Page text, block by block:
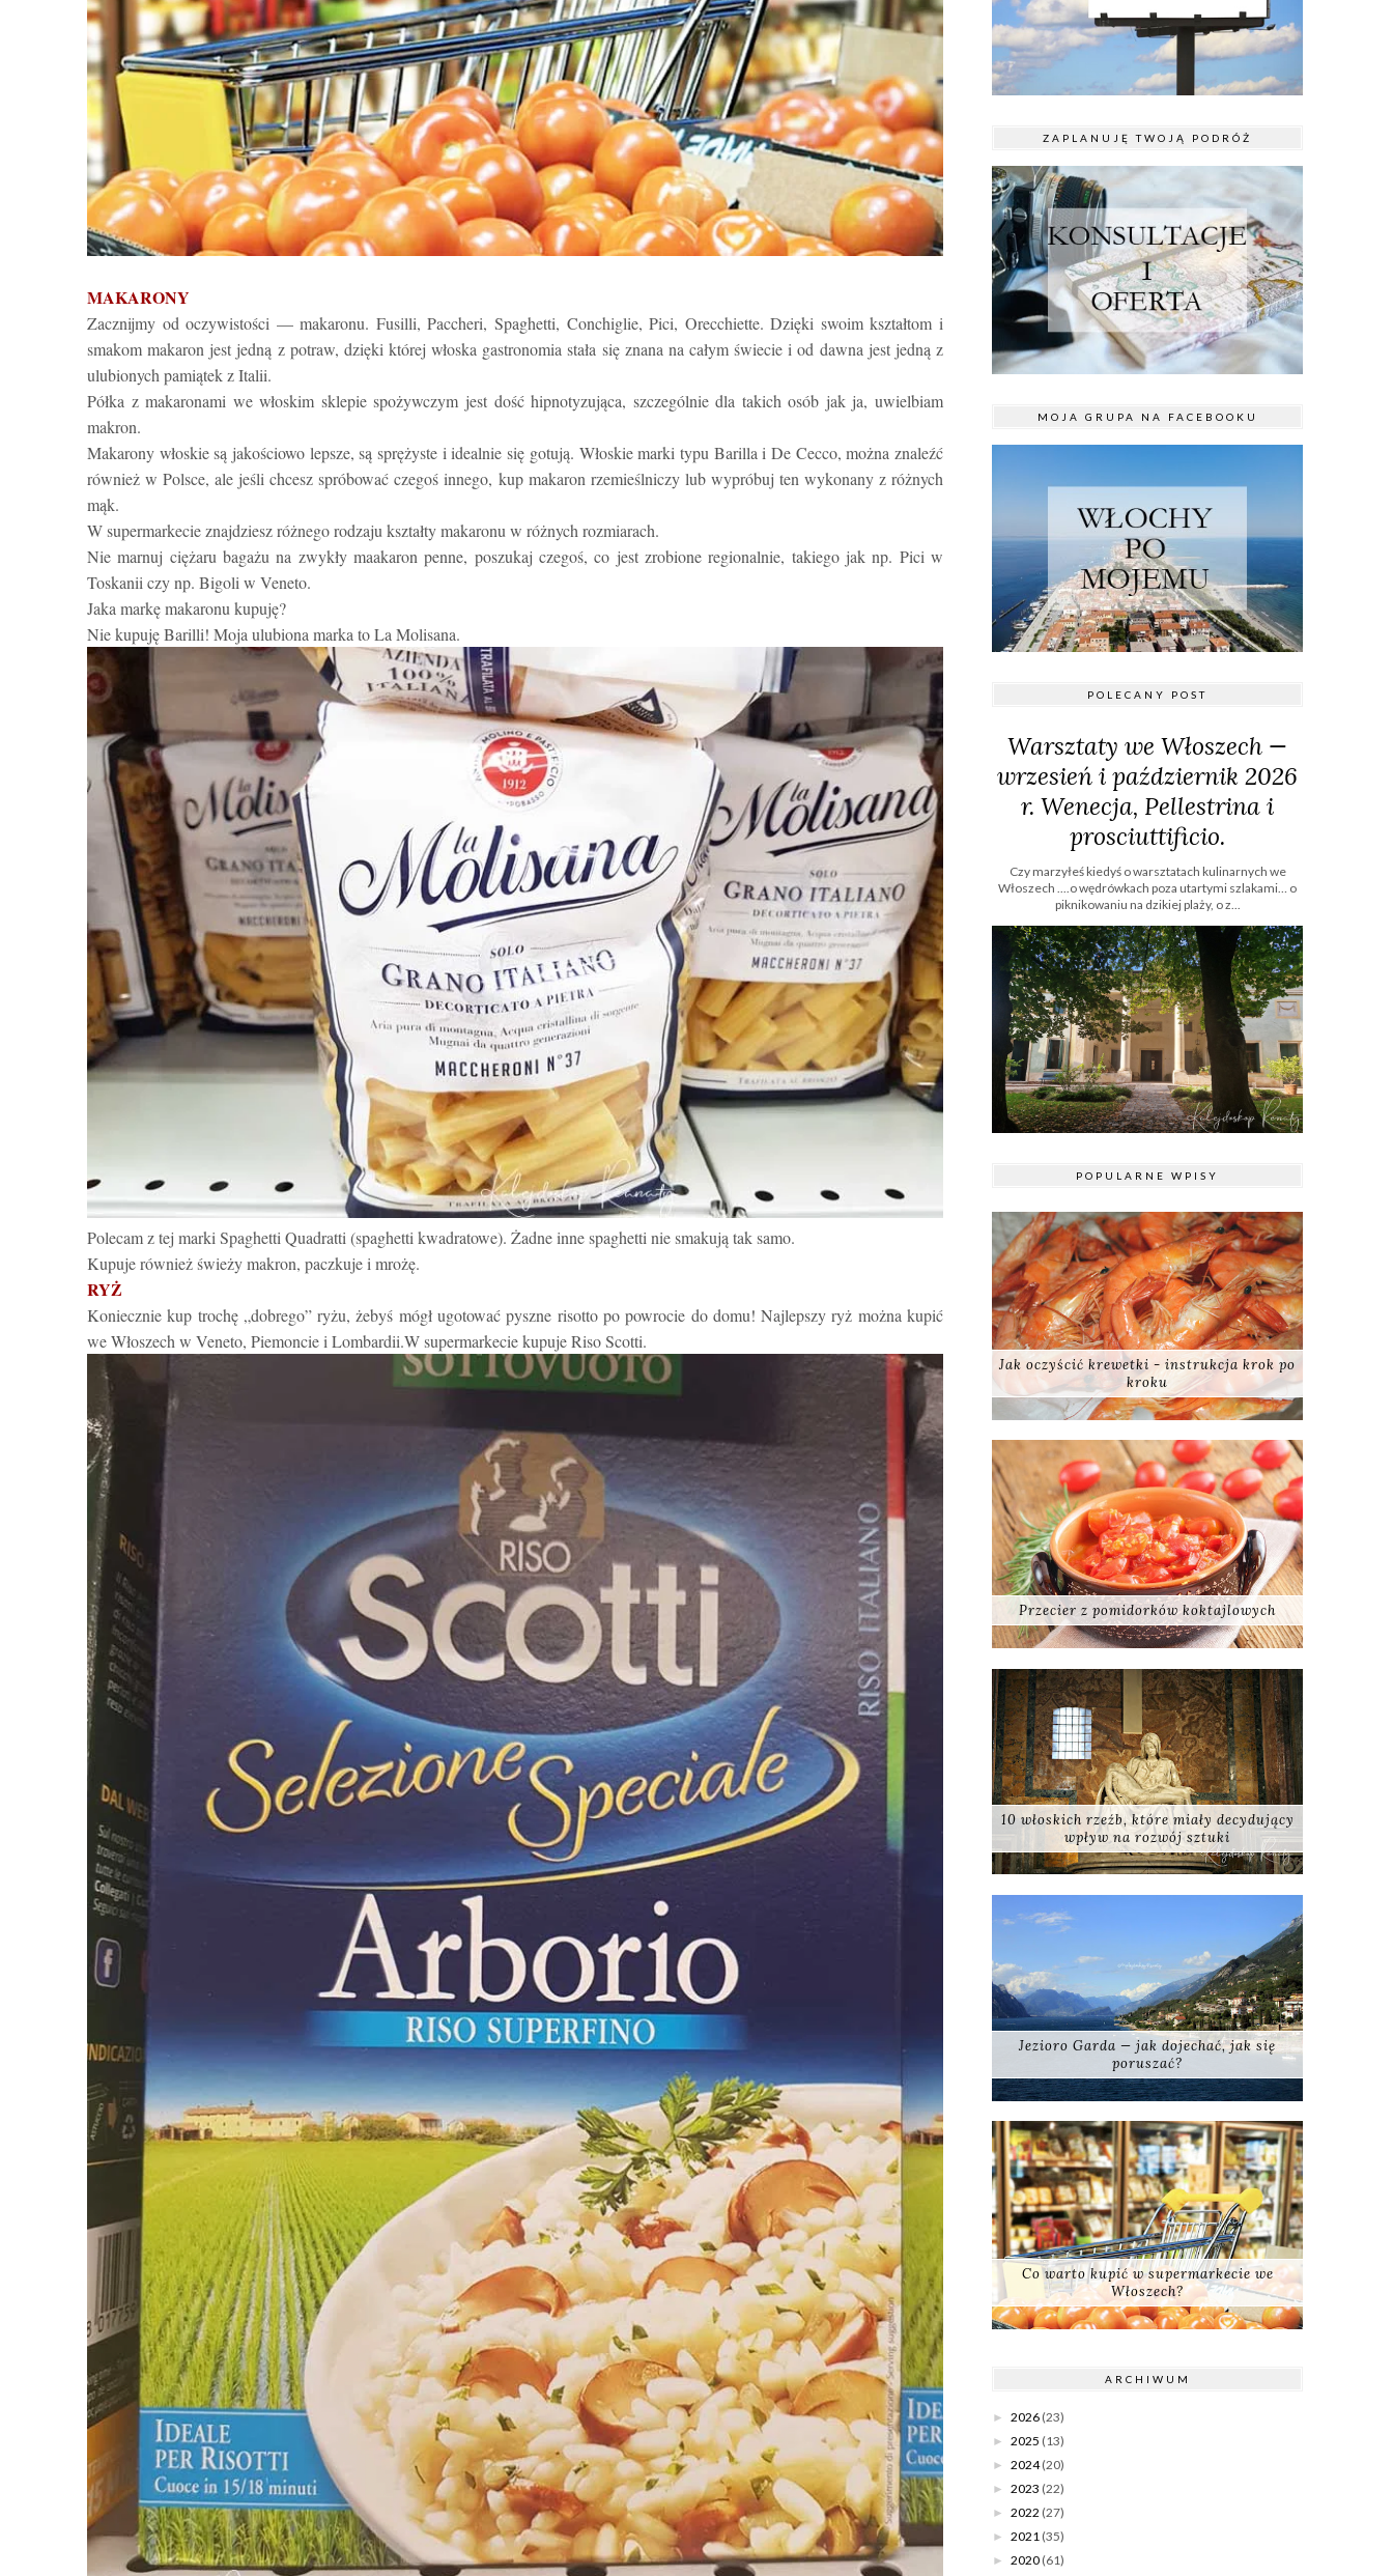
MAKARONY
Zacznijmy od oczywistości — makaronu. Fusilli, Paccheri, Spaghetti, Conchiglie, Pici, Orecchiette. Dzięki swoim kształtom i
smakom makaron jest jedną z potraw, dzięki której włoska gastronomia stała się znana na całym świecie i od dawna jest jedną z
ulubionych pamiątek z Italii.
Półka z makaronami we włoskim sklepie spożywczym jest dość hipnotyzująca, szczególnie dla takich osób jak ja, uwielbiam
makron.
Makarony włoskie są jakościowo lepsze,są sprężyste iidealnie się gotują. Włoskie marki typu Barilla i De Cecco, można znaleźć
również w Polsce, ale jeśli chcesz spróbować czegoś innego, kup makaron rzemieślniczy lub wypróbuj ten wykonany z różnych
mąk.
W supermarkecie znajdziesz różnego rodzaju kształty makaronu w różnych rozmiarach.
Nie marnuj ciężaru bagażu na zwykły maakaron penne, poszukaj czegoś, co jest zrobione regionalnie, takiego jak np. Pici w
Toskanii czy np. Bigoli w Veneto.
Jaka markę makaronu kupuję?
Nie kupuję Barilli! Moja ulubiona marka to La Molisana.
Polecam z tej marki Spaghetti Quadratti (spaghetti kwadratowe). Żadne inne spaghetti nie smakują tak samo.
Kupuje również świeży makron, paczkuje i mrożę.
RYŻ
Koniecznie kup trochę „dobrego” ryżu, żebyś mógł ugotować pyszne risotto po powrocie do domu! Najlepszy ryż można kupić
we Włoszech w Veneto, Piemoncie i Lombardii.W supermarkecie kupuje Riso Scotti.
ZAPLANUJĘ TWOJĄ PODRÓŻ
MOJA GRUPA NA FACEBOOKU
POLECANY POST
Warsztaty we Włoszech —
wrzesień i październik 2026
r. Wenecja, Pellestrina i
prosciuttificio.
Czy marzyłeś kiedyś o warsztatach kulinarnych we
Włoszech ....o wędrówkach poza utartymi szlakami… o
piknikowaniu na dzikiej plaży, o z...
POPULARNE WPISY
Jak oczyścić krewetki - instrukcja krok po
kroku
Przecier z pomidorków koktajlowych
10 włoskich rzeźb, które miały decydujący
wpływ na rozwój sztuki
Jezioro Garda — jak dojechać, jak się
poruszać?
Co warto kupić w supermarkecie we
Włoszech?
ARCHIWUM
► 2026 (23)
► 2025 (13)
► 2024 (20)
► 2023 (22)
► 2022 (27)
► 2021 (35)
► 2020 (61)